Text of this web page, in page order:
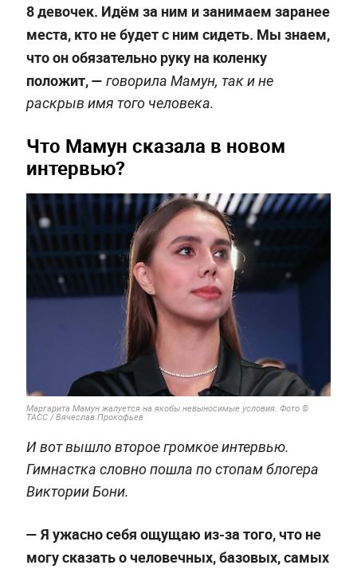
8 девочек. Идём за ним и занимаем заранее
места, кто не будет с ним сидеть. Мы знаем,
что он обязательно руку на коленку
положит, — говорила Мамун, так и не
раскрыв имя того человека.
Что Мамун сказала в новом
интервью?
Маргарита Мамун жалуется на якобы невыносимые условия. Фото ©
ТАСС / Вячеслав Прокофьев
И вот вышло второе громкое интервью.
Гимнастка словно пошла по стопам блогера
Виктории Бони.
— Я ужасно себя ощущаю из-за того, что не
могу сказать о человечных, базовых, самых